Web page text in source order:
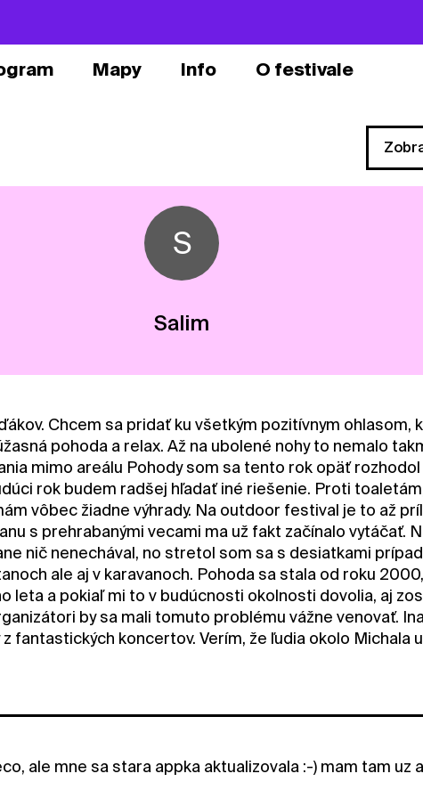
Mapy Info O festivale
S
Salim
Chcem sa pridať ku všetkým pozitívnym
pohoda a relax. Až na ubolené nohy to nemalo
mimo areálu Pohody som sa tento rok opäť
rok budem radšej hľadať iné riešenie. Proti
vôbec žiadne výhrady. Na outdoor festival je to až
s prehrabanými vecami ma už fakt začínalo vytáčať.
nič nenechával, no stretol som sa s desiatkami
ale aj v karavanoch. Pohoda sa stala od roku
leta a pokiaľ mi to v budúcnosti okolnosti dovolia, aj
by sa mali tomuto problému vážne venovať.
z fantastických koncertov. Verím, že ľudia okolo Michala
ale mne sa stara appka aktualizovala :-) mam tam uz